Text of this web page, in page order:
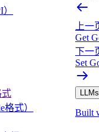
式
格式）
上一
Get
下一
Set
Built